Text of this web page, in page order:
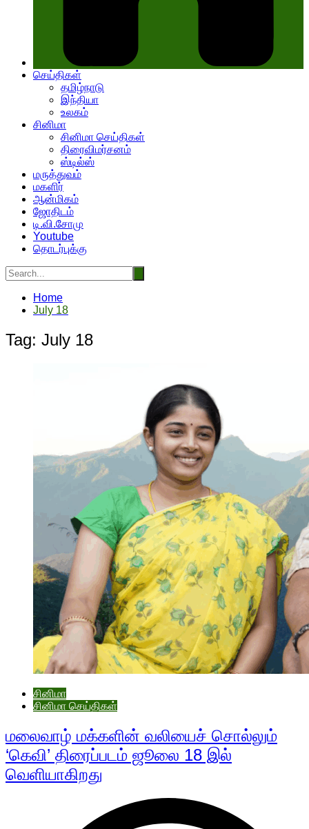
செய்திகள்
தமிழ்நாடு
இந்தியா
உலகம்
சினிமா
சினிமா செய்திகள்
திரைவிமர்சனம்
ஸ்டில்ஸ்
மருத்துவம்
மகளிர்
ஆன்மிகம்
ஜோதிடம்
டி.வி.சோமு
Youtube
தொடர்புக்கு
Home
July 18
Tag: July 18
சினிமா
சினிமா செய்திகள்
மலைவாழ் மக்களின் வலியைச் சொல்லும்
‘கெவி’ திரைப்படம் ஜூலை 18 இல்
வெளியாகிறது